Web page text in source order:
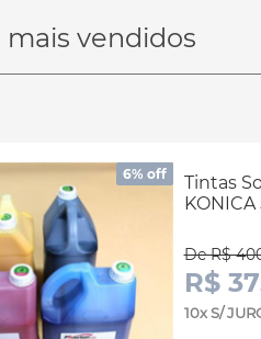
mais vendidos
6% off
Tintas
KONICA
De R$
R$
10x S/